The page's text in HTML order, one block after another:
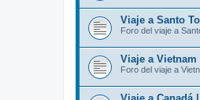
Viaje a Santo
Foro del viaje a
Viaje a
Foro del viaje a